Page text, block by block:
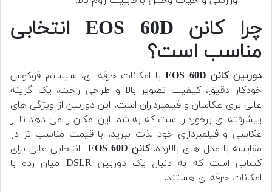
چرا کانن EOS 60D انتخابی
مناسب است؟
دوربین کانن EOS 60D
با امکانات حرفه ای، سیستم فوکوس
خودکار دقیق، کیفیت تصویر بالا و طراحی راحت، یک گزینه
عالی برای عکاسان و فیلمبرداران است. این دوربین از ویژگی های
پیشرفته ای برخوردار است که به شما این امکان را می دهد تا از
عکاسی و فیلمبرداری خود لذت ببرید. با قیمت مناسب تر در
مقایسه با مدل های بالارده،کانن EOS 60D
انتخابی عالی برای
کسانی است که به دنبال یک دوربین DSLR میان رده با
امکانات حرفه ای هستند.